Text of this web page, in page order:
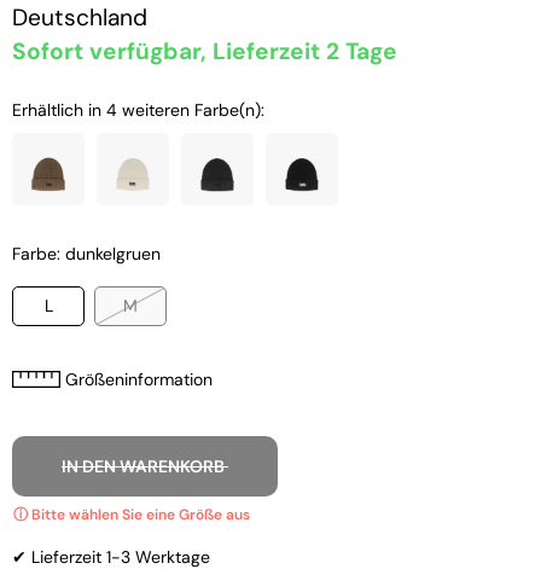
Deutschland
Sofort verfügbar, Lieferzeit 2 Tage
Erhältlich in 4 weiteren Farbe(n):
Farbe: dunkelgruen
L M
Größeninformation
IN DEN WARENKORB
✔ Lieferzeit 1-3 Werktage